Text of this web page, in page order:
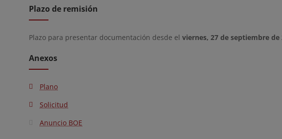
Plazo de remisión
Plazo para presentar documentación desde el viernes, 27 de septiembre de
Anexos
Plano
Solicitud
Anuncio BOE